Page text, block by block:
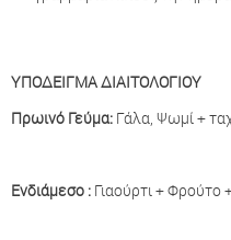
ΥΠΟΔΕΙΓΜΑ ΔΙΑΙΤΟΛΟΓΙΟΥ
Πρωινό Γεύμα: Γάλα, Ψωμί +
Ενδιάμεσο : Γιαούρτι + Φρούτο